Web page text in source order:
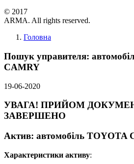
© 2017
ARMA. All rights reserved.
Головна
Пошук управителя:
CAMRY
19-06-2020
УВАГА! ПРИЙОМ
ЗАВЕРШЕНО
Актив: автомобіль TOYOTA
Характеристики активу: